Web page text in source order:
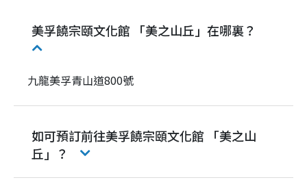
美孚饒宗頤文化館 「美之山丘」在哪裏？
九龍美孚青山道800號
如可預訂前往美孚饒宗頤文化館 「美之山
丘」？